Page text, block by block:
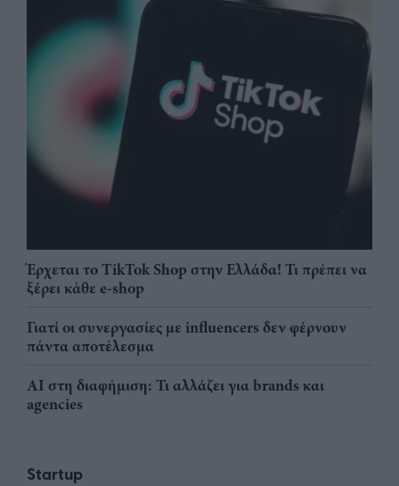
Έρχεται το TikTok Shop στην Ελλάδα! Τι πρέπει να
ξέρει κάθε e-shop
Γιατί οι συνεργασίες με influencers δεν φέρνουν
πάντα αποτέλεσμα
AI στη διαφήμιση: Τι αλλάζει για brands και
agencies
Startup